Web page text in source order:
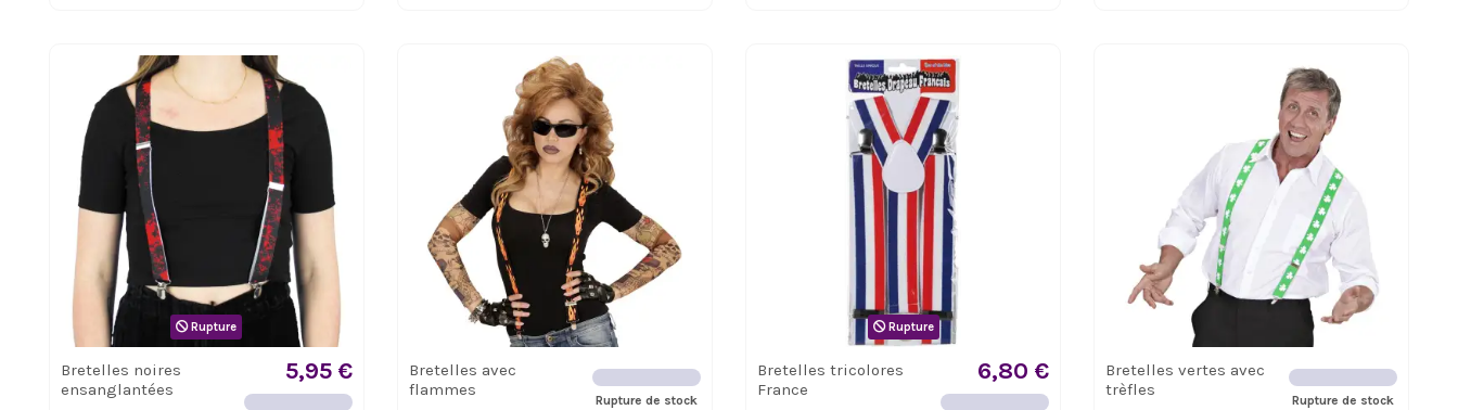
Rupture
Bretelles noires
ensanglantées
5,95 €
Bretelles avec
flammes
Rupture de stock
Rupture
Bretelles tricolores
France
6,80 €
Bretelles vertes avec
trèfles
Rupture de stock